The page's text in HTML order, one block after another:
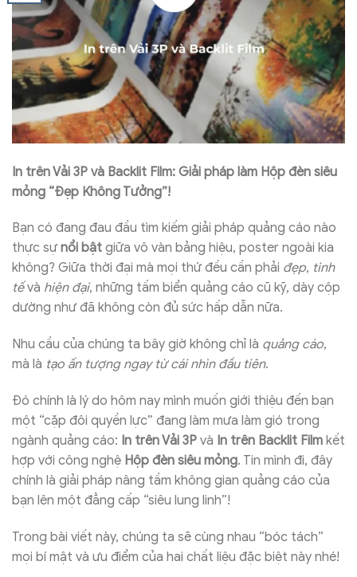
In trên Vải 3P và Backlit Film: Giải pháp làm Hộp đèn siêu
mỏng “Đẹp Không Tưởng”!
Bạn có đang đau đầu tìm kiếm giải pháp quảng cáo nào
thực sự nổi bật giữa vô vàn bảng hiệu, poster ngoài kia
không? Giữa thời đại mà mọi thứ đều cần phải đẹp, tinh
tếvà hiện đại, những tấm biển quảng cáo cũ kỹ, dày cộp
dường như đã không còn đủ sức hấp dẫn nữa.
Nhu cầu của chúng ta bây giờ không chỉ là quảng cáo,
mà là tạo ấn tượng ngay từ cái nhìn đầu tiên.
Đó chính là lý do hôm nay mình muốn giới thiệu đến bạn
một “cặp đôi quyền lực” đang làm mưa làm gió trong
ngành quảng cáo: In trên Vải 3P và In trên Backlit Film kết
hợp với công nghệ Hộp đèn siêu mỏng. Tin mình đi, đây
chính là giải pháp nâng tầm không gian quảng cáo của
bạn lên một đẳng cấp “siêu lung linh”!
Trong bài viết này, chúng ta sẽ cùng nhau “bóc tách”
mọi bí mật và ưu điểm của hai chất liệu đặc biệt này nhé!